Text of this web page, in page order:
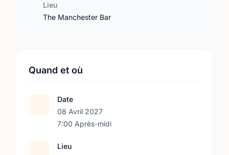
Lieu
The Manchester Bar
Quand et où
Date
08 Avril 2027
7:00 Après-midi
Lieu